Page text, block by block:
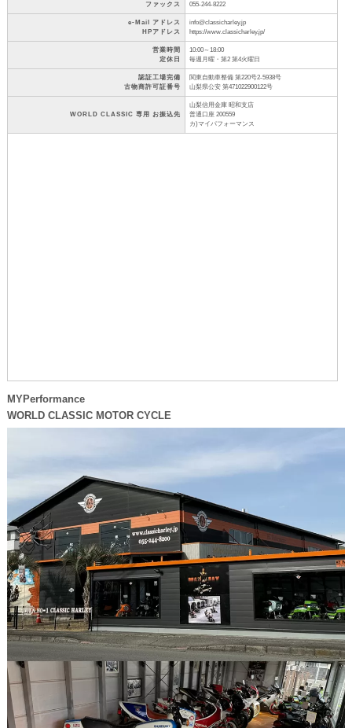
ファックス
055-244-8222
e-Mail アドレス
HPアドレス
info@classicharley.jp
https://www.classicharley.jp/
営業時間
定休日
10:00～18:00
毎週月曜・第2 第4火曜日
認証工場完備
古物商許可証番号
関東自動車整備 第220号2-5938号
山梨県公安 第471022900122号
WORLD CLASSIC 専用 お振込先
山梨信用金庫 昭和支店
普通口座 200559
カ)マイパフォーマンス
MYPerformance
WORLD CLASSIC MOTOR CYCLE